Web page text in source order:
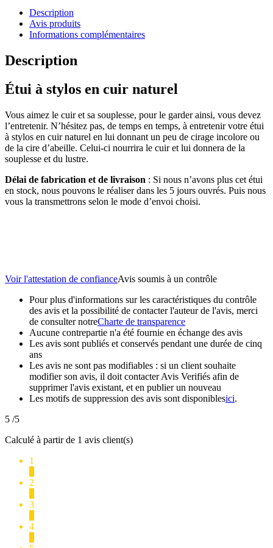
Description
Avis produits
Informations complémentaires
Description
Étui à stylos en cuir naturel
Vous aimez le cuir et sa souplesse, pour le garder ainsi, vous devez
l’entretenir. N’hésitez pas, de temps en temps, à entretenir votre étui
à stylos en cuir naturel en lui donnant un peu de cirage incolore ou
de la cire d’abeille. Celui-ci nourrira le cuir et lui donnera de la
souplesse et du lustre.
Délai de fabrication et de livraison : Si nous n’avons plus cet étui
en stock, nous pouvons le réaliser dans les 5 jours ouvrés. Puis nous
vous la transmettrons selon le mode d’envoi choisi.
Voir l'attestation de confianceAvis soumis à un contrôle
Pour plus d'informations sur les caractéristiques du contrôle
des avis et la possibilité de contacter l'auteur de l'avis, merci
de consulter notreCharte de transparence
Aucune contrepartie n'a été fournie en échange des avis
Les avis sont publiés et conservés pendant une durée de cinq
ans
Les avis ne sont pas modifiables : si un client souhaite
modifier son avis, il doit contacter Avis Verifiés afin de
supprimer l'avis existant, et en publier un nouveau
Les motifs de suppression des avis sont disponiblesici.
5 /5
Calculé à partir de 1 avis client(s)
1
2
3
4